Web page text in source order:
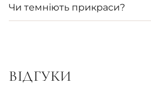
Чи темніють прикраси?
ВІДГУКИ